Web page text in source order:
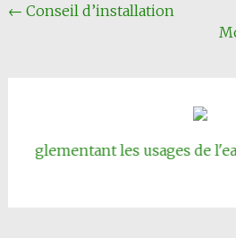
Navigation
← Conseil d’installation
les usages de l'eau >>